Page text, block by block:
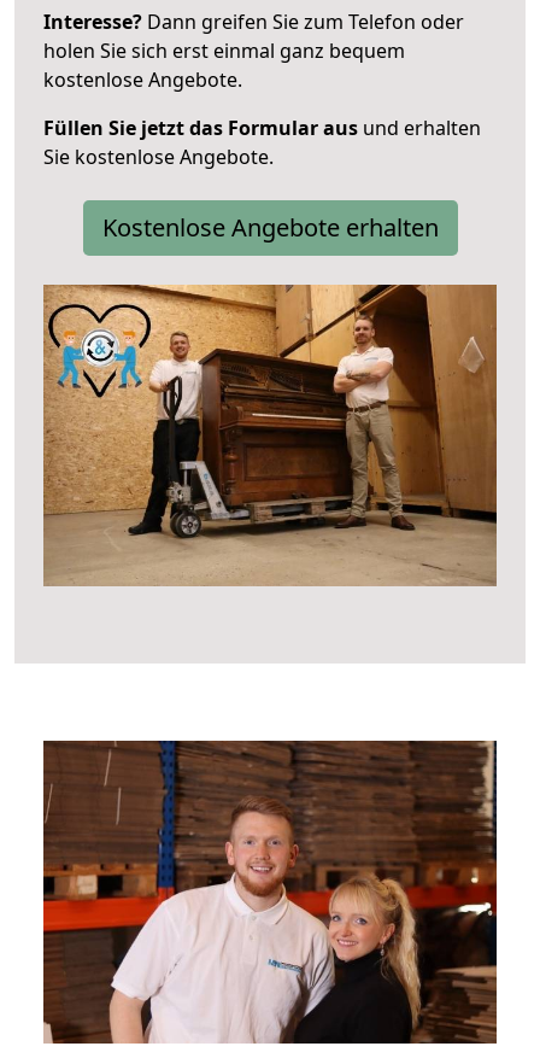
Interesse? Dann greifen Sie zum Telefon oder
holen Sie sich erst einmal ganz bequem
kostenlose Angebote.
Füllen Sie jetzt das Formular aus und erhalten
Sie kostenlose Angebote.
Kostenlose Angebote erhalten